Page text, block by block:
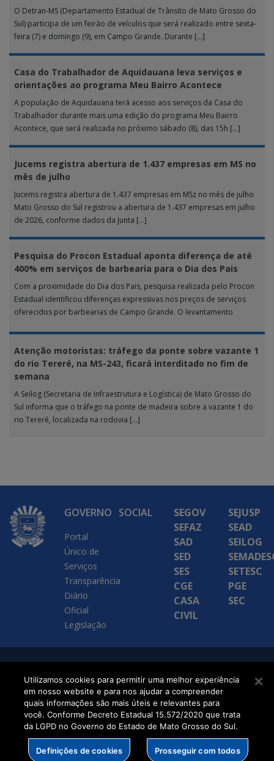
O Detran-MS (Departamento Estadual de Trânsito de Mato Grosso do
Sul) participa de um feirão de veículos que será realizado entre sexta-
feira (7) e domingo (9), em Campo Grande. Durante […]
Casa do Trabalhador de Aquidauana leva serviços e
orientações ao programa Meu Bairro Acontece
A população de Aquidauana terá acesso aos serviços da Casa do
Trabalhador durante mais uma edição do programa Meu Bairro
Acontece, que será realizada no próximo sábado (8), das 15h […]
Jucems registra abertura de 1.437 empresas em MS no
mês de julho
Jucems registra abertura de 1.437 empresas em MSz no mês de julho
Mato Grosso do Sul registrou a abertura de 1.437 empresas em julho
de 2026, conforme dados da Junta […]
Pesquisa do Procon Estadual aponta diferença de até
400% em serviços de barbearia para o Dia dos Pais
Com a proximidade do Dia dos Pais, pesquisa realizada pelo Procon
Estadual identificou diferenças expressivas nos preços de serviços
oferecidos por barbearias de Campo Grande. O levantamento
Atenção motoristas: tráfego da ponte sobre vazante 1
do rio Tereré, na MS-243, ficará interditado no fim de
semana
A Seilog (Secretaria de Infraestrutura e Logística) de Mato Grosso do
Sul informa que o tráfego na ponte de madeira sobre a vazante 1 do
rio Tereré, localizada na rodovia […]
GOVERNO
Portal
Único de
Serviços
Transparência
Diário
Oficial
Legislação
SOCIAL
SEGOV
SEFAZ
SAD
SED
SES
CGE
CASA
CIVIL
SEJUSP
SEAD
SEILOG
SETESC
PGE
SEC
Executiva de
Transformação Digital
Utilizamos cookies para permitir uma melhor experiência
em nosso website e para nos ajudar a compreender
quais informações são mais úteis e relevantes para
você. Conforme Decreto Estadual 15.572/2020 que trata
da LGPD no Governo do Estado de Mato Grosso do Sul.
Definições de cookies Prosseguir com todos